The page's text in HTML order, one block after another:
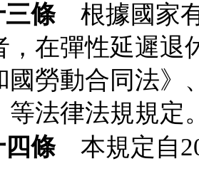
條根據國家有
，在彈性延遲退
國勞動合同法》
等法律法規規定
條本規定自